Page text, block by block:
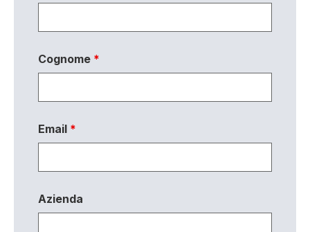
Cognome *
Email *
Azienda